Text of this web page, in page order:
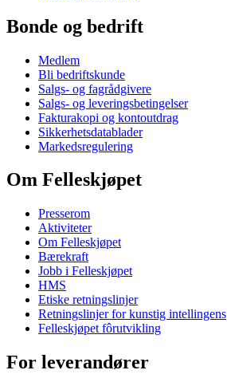
Bonde og bedrift
Medlem
Bli bedriftskunde
Salgs- og fagrådgivere
Salgs- og leveringsbetingelser
Fakturakopi og kontoutdrag
Sikkerhetsdatablader
Markedsregulering
Om Felleskjøpet
Presserom
Aktiviteter
Om Felleskjøpet
Bærekraft
Jobb i Felleskjøpet
HMS
Etiske retningslinjer
Retningslinjer for kunstig intellingens
Felleskjøpet fôrutvikling
For leverandører